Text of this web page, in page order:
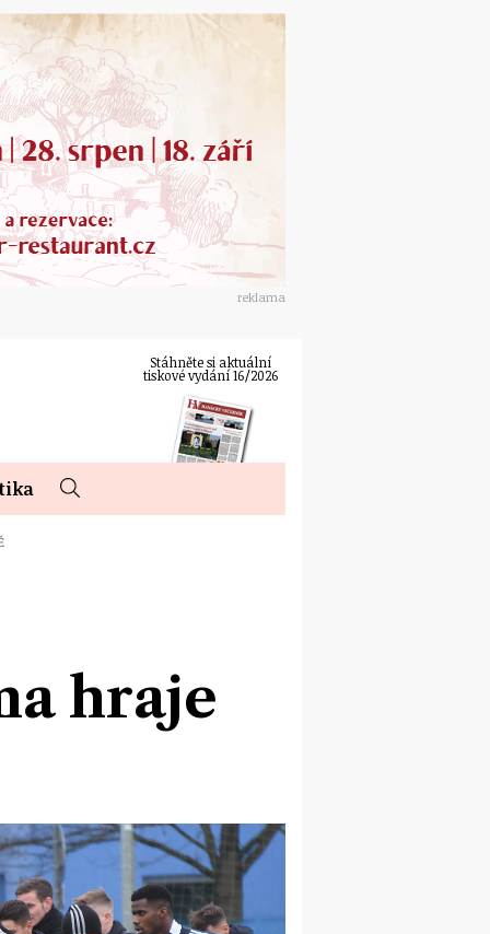
reklama
Stáhněte si aktuální
tiskové vydání 16/2026
hraje